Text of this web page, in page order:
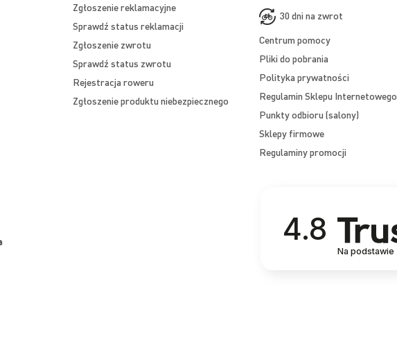
Zgłoszenie reklamacyjne
Sprawdź status reklamacji
Zgłoszenie zwrotu
Sprawdź status zwrotu
Rejestracja roweru
Zgłoszenie produktu niebezpiecznego
30 dni na zwrot
Centrum pomocy
Pliki do pobrania
Polityka prywatności
Regulamin Sklepu Internetowego
Punkty odbioru (salony)
Sklepy firmowe
Regulaminy promocji
4.8
Na podstawie